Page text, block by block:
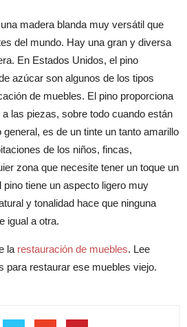
madera blanda muy versátil que
del mundo. Hay una gran y diversa
En Estados Unidos, el pino
azúcar son algunos de los tipos
de muebles. El pino proporciona
las piezas, sobre todo cuando están
es de un tinte un tanto amarillo
de los niños, fincas,
zona que necesite tener un toque un
pino tiene un aspecto ligero muy
y tonalidad hace que ninguna
igual a otra.
la restauración de muebles. Lee
para restaurar ese muebles viejo.